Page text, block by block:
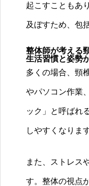
起こすこともあ
及ぼすため、包
整体師が考える
生活習慣と姿勢
多くの場合、頸
やパソコン作業
ック」と呼ばれ
しやすくなります
また、ストレス
す。整体の視点